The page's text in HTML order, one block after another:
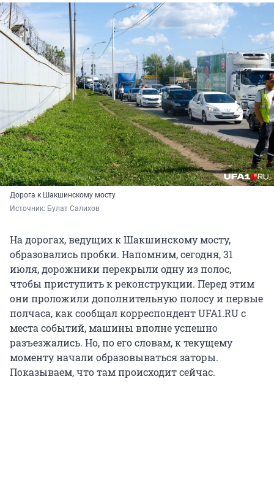
Дорога к Шакшинскому мосту
Источник: Булат Салихов
На дорогах, ведущих к Шакшинскому мосту,
образовались пробки. Напомним, сегодня, 31
июля, дорожники перекрыли одну из полос,
чтобы приступить к реконструкции. Перед этим
они проложили дополнительную полосу и первые
полчаса, как сообщал корреспондент UFA1.RU с
места событий, машины вполне успешно
разъезжались. Но, по его словам, к текущему
моменту начали образовываться заторы.
Показываем, что там происходит сейчас.